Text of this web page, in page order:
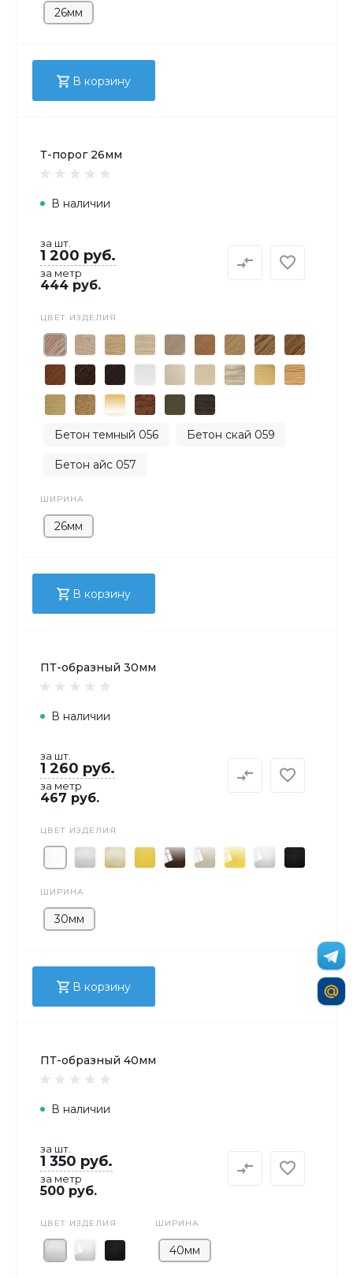
26мм
В корзину
Т-порог 26мм
В наличии
за шт.
1 200 руб.
за метр
444 руб.
ЦВЕТ ИЗДЕЛИЯ
Бетон темный 056 Бетон скай 059
Бетон айс 057
ШИРИНА
26мм
В корзину
ПТ-образный 30мм
В наличии
за шт.
1 260 руб.
за метр
467 руб.
ЦВЕТ ИЗДЕЛИЯ
ШИРИНА
30мм
В корзину
ПТ-образный 40мм
В наличии
за шт.
1 350 руб.
за метр
500 руб.
ЦВЕТ ИЗДЕЛИЯ ШИРИНА
40мм